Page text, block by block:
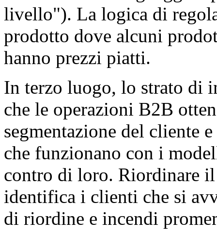
livello"). La logica di
prodotto dove alcuni
hanno prezzi piatti.
In terzo luogo, lo strato di
che le operazioni B2B
segmentazione del cliente
che funzionano con i
contro di loro. Riordinare
identifica i clienti che si
di riordine e incendi